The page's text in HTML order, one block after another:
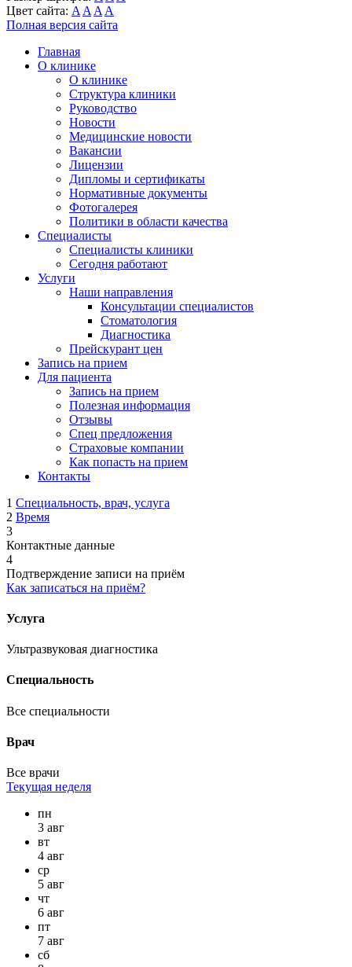
Цвет сайта: A A A A
Полная версия сайта
Главная
О клинике
О клинике
Структура клиники
Руководство
Новости
Медицинские новости
Вакансии
Лицензии
Дипломы и сертификаты
Нормативные документы
Фотогалерея
Политики в области качества
Специалисты
Специалисты клиники
Сегодня работают
Услуги
Наши направления
Консультации специалистов
Стоматология
Диагностика
Прейскурант цен
Запись на прием
Для пациента
Запись на прием
Полезная информация
Отзывы
Спец предложения
Страховые компании
Как попасть на прием
Контакты
1 Специальность, врач, услуга
2 Время
3
Контактные данные
4
Подтверждение записи на приём
Как записаться на приём?
Услуга
Ультразвуковая диагностика
Специальность
Все специальности
Врач
Все врачи
Текущая неделя
пн
3 авг
вт
4 авг
ср
5 авг
чт
6 авг
пт
7 авг
сб